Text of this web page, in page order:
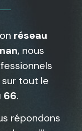
réseau
, nous
tout le
66.
répondons